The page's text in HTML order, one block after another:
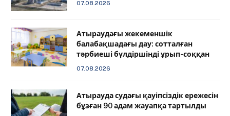
07.08.2026
Атыраудағы жекеменшік
балабақшадағы дау: сотталған
тәрбиеші бүлдіршінді ұрып-соққан
07.08.2026
Атырауда судағы қауіпсіздік ережесін
бұзған 90 адам жауапқа тартылды